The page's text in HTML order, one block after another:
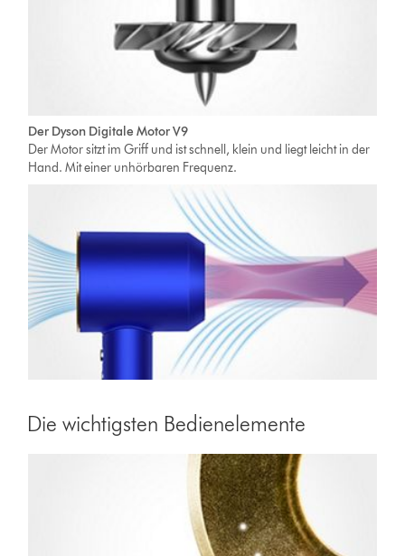
Der Dyson Digitale Motor V9
Der Motor sitzt im Griff und ist schnell, klein und liegt leicht in der
Hand. Mit einer unhörbaren Frequenz.
Die wichtigsten Bedienelemente